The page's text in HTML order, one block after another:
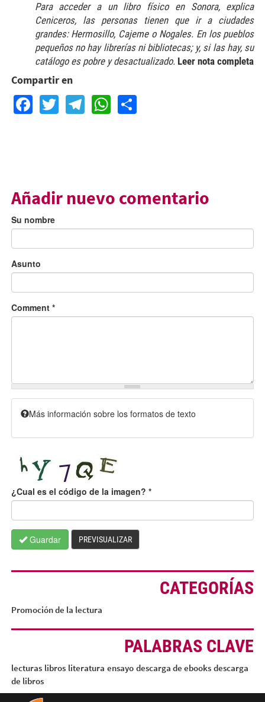
Para acceder a un libro físico en Sonora, explica
Ceniceros, las personas tienen que ir a ciudades
grandes: Hermosillo, Cajeme o Nogales. En los pueblos
pequeños no hay librerías ni bibliotecas; y, si las hay, su
catálogo es pobre y desactualizado. Leer nota completa
Compartir en
Facebook
TwitterTelegram
WhatsApp
Share
Añadir nuevo comentario
Su nombre
Asunto
Comment *
Más información sobre los formatos de texto
¿Cual es el código de la imagen? *
Guardar PREVISUALIZAR
CATEGORÍAS
Promoción de la lectura
PALABRAS CLAVE
lecturas libros literatura ensayo descarga de ebooks descarga
de libros